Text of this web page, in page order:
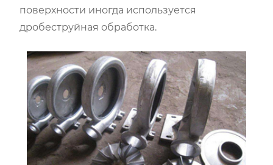
поверхности иногда используется
дробеструйная обработка.